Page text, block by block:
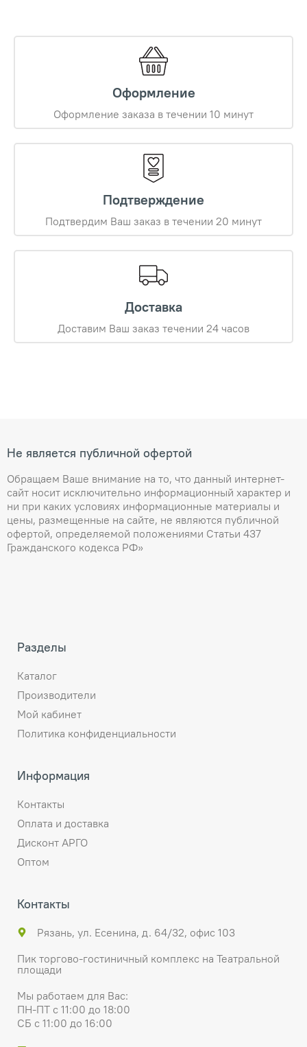
Оформление
Оформление заказа в течении 10 минут
Подтверждение
Подтвердим Ваш заказ в течении 20 минут
Доставка
Доставим Ваш заказ течении 24 часов
Не является публичной офертой
Обращаем Ваше внимание на то, что данный интернет-
сайт носит исключительно информационный характер и
ни при каких условиях информационные материалы и
цены, размещенные на сайте, не являются публичной
офертой, определяемой положениями Статьи 437
Гражданского кодекса РФ»
Разделы
Каталог
Производители
Мой кабинет
Политика конфиденциальности
Информация
Контакты
Оплата и доставка
Дисконт АРГО
Оптом
Контакты
Рязань, ул. Есенина, д. 64/32, офис 103
Пик торгово-гостиничный комплекс на Театральной
площади
Мы работаем для Вас:
ПН-ПТ с 11:00 до 18:00
СБ с 11:00 до 16:00